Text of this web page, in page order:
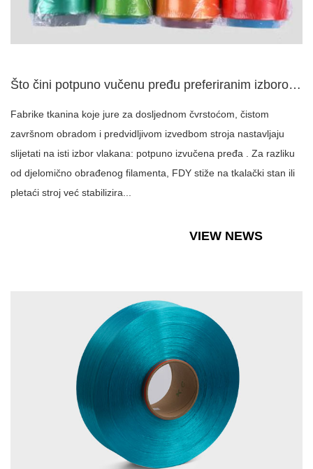
Što čini potpuno vučenu pređu preferiranim izborom za proizv...
Fabrike tkanina koje jure za dosljednom čvrstoćom, čistom
završnom obradom i predvidljivom izvedbom stroja nastavljaju
slijetati na isti izbor vlakana: potpuno izvučena pređa . Za razliku
od djelomično obrađenog filamenta, FDY stiže na tkalački stan ili
pletaći stroj već stabilizira...
VIEW NEWS